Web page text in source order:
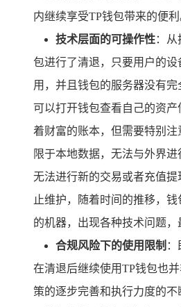
内继续享受TP钱包带来的便利
技术层面的可操作性：
包进行了清退，只要用户的
用，并且钱包的服务器没有
可以打开钱包查看自己的资
着财富的账本，但需要特别
限于本地数据，无法与外界
无法进行新的交易或者充值
止维护，随着时间的推移，
的机器，出现各种技术问题，
合规风险下的使用限制 ：
在清退后继续使用TP钱包也
策的逐步完善和执行力度的